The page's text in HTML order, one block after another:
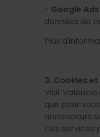
- Google
données de
Plus
3. Cookies
Visit
que pour
annonceurs
Ces services